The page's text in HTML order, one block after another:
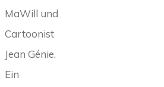
MaWill und
Cartoonist
Jean Génie.
Ein